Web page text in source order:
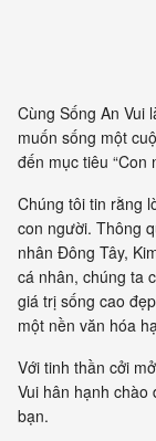
Cùng Sống An Vui
muốn sống một
đến mục tiêu “Con
Chúng tôi tin rằng
con người. Thông
nhân Đông Tây,
cá nhân, chúng ta
giá trị sống cao
một nền văn hóa
Với tinh thần cởi
Vui hân hạnh
bạn.